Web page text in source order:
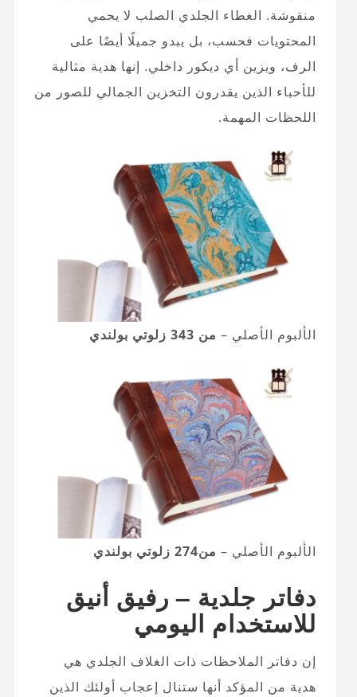
منقوشة. الغطاء الجلدي الصلب لا يحمي
المحتويات فحسب، بل يبدو جميلًا أيضًا على
الرف، ويزين أي ديكور داخلي. إنها هدية مثالية
للأحباء الذين يقدرون التخزين الجمالي للصور من
اللحظات المهمة.
الألبوم الأصلي – من 343 زلوتي بولندي
الألبوم الأصلي – من274 زلوتي بولندي
دفاتر جلدية – رفيق أنيق
للاستخدام اليومي
إن دفاتر الملاحظات ذات الغلاف الجلدي هي
هدية من المؤكد أنها ستنال إعجاب أولئك الذين